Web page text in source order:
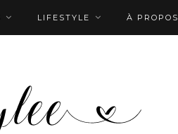
LIFESTYLE À PROPOS